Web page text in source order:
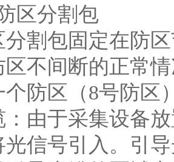
分割包
包固定在防区
区不间断的正常
个防区（8号防区
：由于采集设备
光信号引入。引